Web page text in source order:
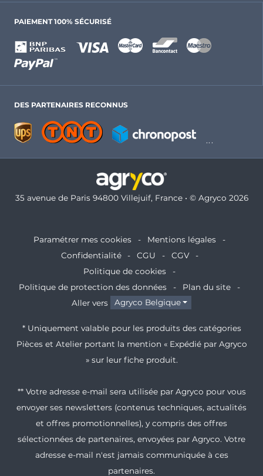
PAIEMENT 100% SÉCURISÉ
DES PARTENAIRES RECONNUS
35 avenue de Paris 94800 Villejuif, France • © Agryco 2026
Paramétrer mes cookies
Mentions légales
Confidentialité
CGU
CGV
Politique de cookies
Politique de protection des données
Plan du site
Aller vers
Agryco Belgique
* Uniquement valable pour les produits des catégories
Pièces et Atelier portant la mention « Expédié par Agryco
» sur leur fiche produit.
** Votre adresse e-mail sera utilisée par Agryco pour vous
envoyer ses newsletters (contenus techniques, actualités
et offres promotionnelles), y compris des offres
sélectionnées de partenaires, envoyées par Agryco. Votre
adresse e-mail n'est jamais communiquée à ces
partenaires.